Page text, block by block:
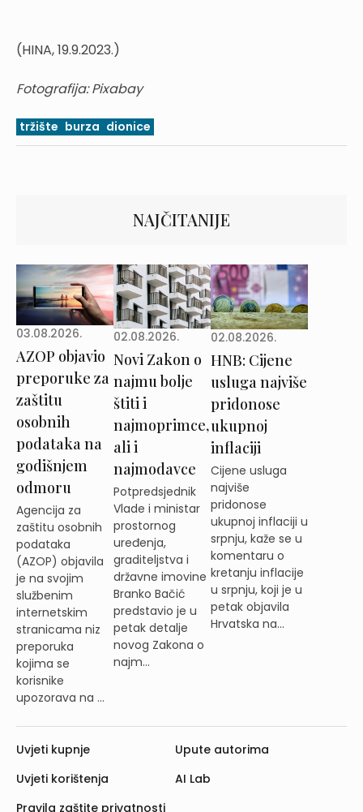
(HINA, 19.9.2023.)
Fotografija: Pixabay
tržište burza dionice
NAJČITANIJE
03.08.2026.
AZOP objavio
preporuke za
zaštitu
osobnih
podataka na
godišnjem
odmoru
Agencija za
zaštitu osobnih
podataka
(AZOP) objavila
je na svojim
službenim
internetskim
stranicama niz
preporuka
kojima se
korisnike
upozorava na ...
02.08.2026.
Novi Zakon o
najmu bolje
štiti i
najmoprimce,
ali i
najmodavce
Potpredsjednik
Vlade i ministar
prostornog
uređenja,
graditeljstva i
državne imovine
Branko Bačić
predstavio je u
petak detalje
novog Zakona o
najm...
02.08.2026.
HNB: Cijene
usluga najviše
pridonose
ukupnoj
inflaciji
Cijene usluga
najviše
pridonose
ukupnoj inflaciji u
srpnju, kaže se u
komentaru o
kretanju inflacije
u srpnju, koji je u
petak objavila
Hrvatska na...
Uvjeti kupnje
Uvjeti korištenja
Pravila zaštite privatnosti
Upute autorima
AI Lab